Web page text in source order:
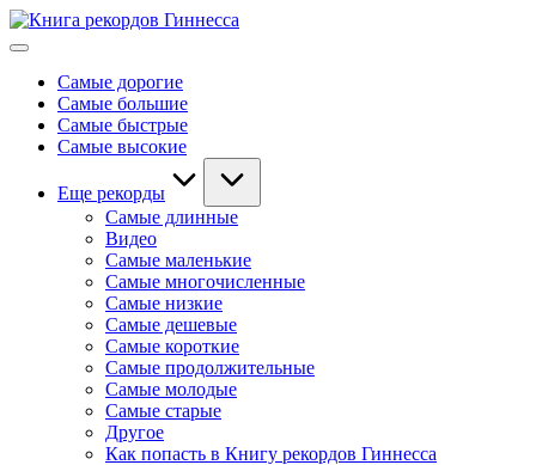
Перейти
к
Мировые
ГиннессаСамые дорогие
Самые большие
Самые быстрые
Самые высокие
Еще рекорды
Самые длинные
Видео
Самые маленькие
Самые многочисленные
Самые низкие
Самые дешевые
Самые короткие
Самые продолжительные
Самые молодые
Самые старые
Другое
Как попасть в Книгу рекордов Гиннесса